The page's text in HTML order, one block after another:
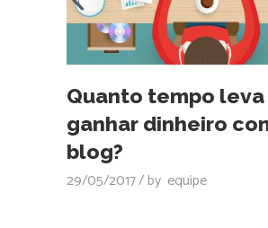
Quanto tempo leva
ganhar dinheiro
blog?
29/05/2017 by equipe